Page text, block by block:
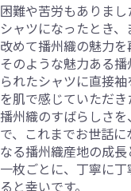
困難や苦労もありま
シャツになったとき、
改めて播州織の魅力を
そのような魅力ある
られたシャツに直接
を肌で感じていただき
播州織のすばらしさ
で、これまでお世話
なる播州織産地の成長
一枚ごとに、丁寧に
ると幸いです。